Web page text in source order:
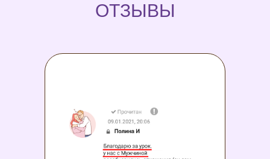
ОТЗЫВЫ